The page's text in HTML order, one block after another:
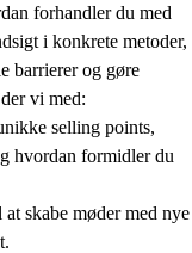
forhandler du med
i konkrete metoder,
barrierer og gøre
vi med:
selling points,
hvordan formidler du
skabe møder med nye